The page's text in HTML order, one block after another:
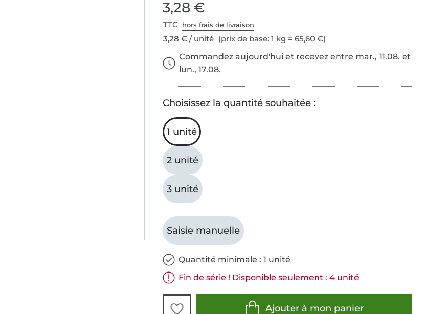
3,28 €
TTC hors frais de livraison
3,28 € / unité (prix de base: 1 kg = 65,60 €)
Commandez aujourd'hui et recevez entre mar., 11.08. et
lun., 17.08.
Choisissez la quantité souhaitée :
1 unité
2 unité
3 unité
Saisie manuelle
Quantité minimale : 1 unité
Fin de série ! Disponible seulement : 4 unité
Ajouter à mon panier